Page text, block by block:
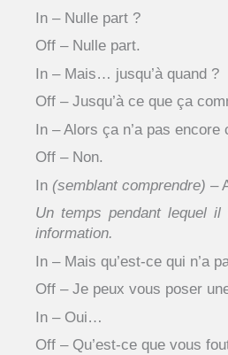
In – Nulle part ?
Off – Nulle part.
In – Mais… jusqu’à quand ?
Off – Jusqu’à ce que ça
In – Alors ça n’a pas encore
Off – Non.
In (semblant comprendre) –
Un temps pendant lequel il
information.
In – Mais qu’est-ce qui n’a
Off – Je peux vous poser
In – Oui…
Off – Qu’est-ce que vous